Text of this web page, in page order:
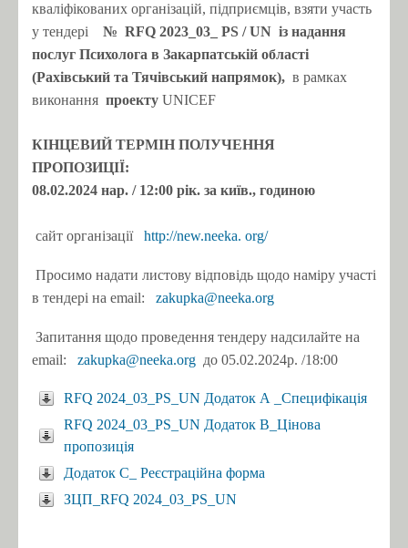
кваліфікованих організацій, підприємців, взяти участь
у тендері № RFQ 2023_03_ PS /UN із надання
послуг Психолога в Закарпатській області
(Рахівський та Тячівський напрямок), в рамках
виконання проекту UNICEF
КІНЦЕВИЙ ТЕРМІН ПОЛУЧЕННЯ
ПРОПОЗИЦІЇ:
08.02.2024 нар. / 12:00 рік. за київ., годиною
сайт організації http://new.neeka. org/
Просимо надати листову відповідь щодо наміру участі
в тендері на email: zakupka@neeka.org
Запитання щодо проведення тендеру надсилайте на
email: zakupka@neeka.org до 05.02.2024р. /18:00
RFQ 2024_03_PS_UN Додаток А _Специфікація
RFQ 2024_03_PS_UN Додаток В_Цінова
пропозиція
Додаток C_ Реєстраційна форма
ЗЦП_RFQ 2024_03_PS_UN